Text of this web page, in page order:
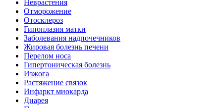
Неврастения
Отморожение
Отосклероз
Гипоплазия матки
Заболевания надпочечников
Жировая болезнь печени
Перелом носа
Гипертоническая болезнь
Изжога
Растяжение связок
Инфаркт миокарда
Диарея